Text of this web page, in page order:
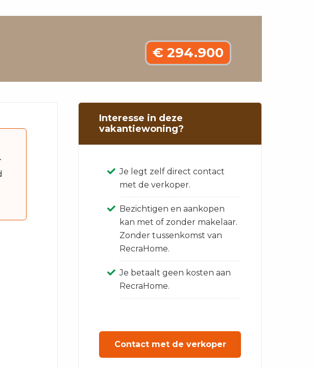
€ 294.900
Interesse in deze
vakantiewoning?
Je legt zelf direct contact
met de verkoper.
Bezichtigen en aankopen
kan met of zonder makelaar.
Zonder tussenkomst van
RecraHome.
Je betaalt geen kosten aan
RecraHome.
Contact met de verkoper